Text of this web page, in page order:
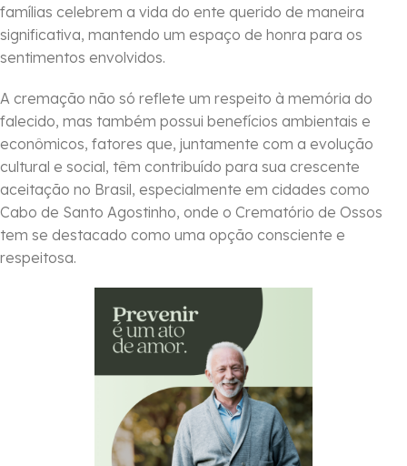
famílias celebrem a vida do ente querido de maneira
significativa, mantendo um espaço de honra para os
sentimentos envolvidos.
A cremação não só reflete um respeito à memória do
falecido, mas também possui benefícios ambientais e
econômicos, fatores que, juntamente com a evolução
cultural e social, têm contribuído para sua crescente
aceitação no Brasil, especialmente em cidades como
Cabo de Santo Agostinho, onde o Crematório de Ossos
tem se destacado como uma opção consciente e
respeitosa.